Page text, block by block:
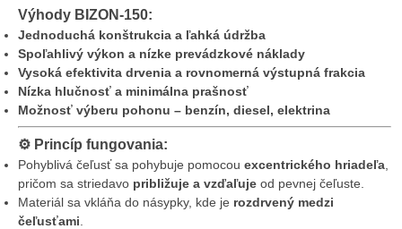
Výhody BIZON-150:
Jednoduchá konštrukcia a ľahká údržba
Spoľahlivý výkon a nízke prevádzkové náklady
Vysoká efektivita drvenia a rovnomerná výstupná frakcia
Nízka hlučnosť a minimálna prašnosť
Možnosť výberu pohonu – benzín, diesel, elektrina
⚙️ Princíp fungovania:
Pohyblivá čeľusť sa pohybuje pomocou excentrického hriadeľa
pričom sa striedavo približuje a vzďaľuje od pevnej čeľuste.
Materiál sa vkláňa do násypky, kde je rozdrvený medzi
čeľusťami